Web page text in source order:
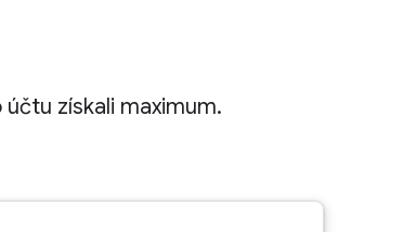
získali maximum.